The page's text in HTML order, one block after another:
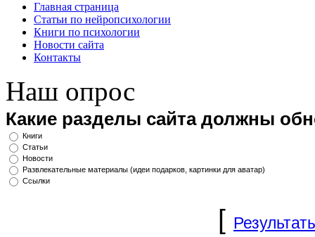
Главная страница
Статьи по нейропсихологии
Книги по психологии
Новости сайта
Контакты
Наш опрос
Какие разделы сайта должны
Книги
Статьи
Новости
Развлекательные материалы (идеи подарков, картинки для аватар)
Ссылки
[